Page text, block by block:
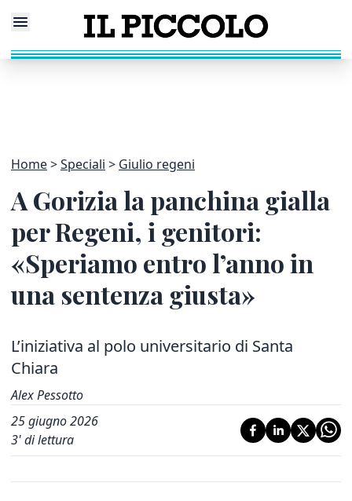
Home Speciali Giulio regeni
A Gorizia la panchina gialla
per Regeni, i genitori:
«Speriamo entro l’anno in
una sentenza giusta»
L’iniziativa al polo universitario di Santa
Chiara
Alex Pessotto
25 giugno 2026
3' di lettura